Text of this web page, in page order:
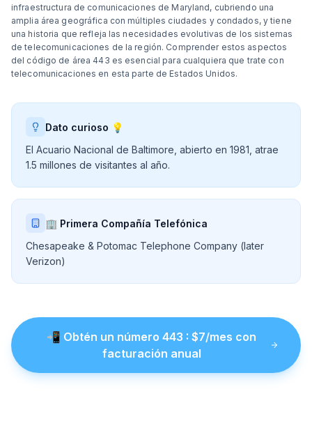
infraestructura de comunicaciones de Maryland, cubriendo una
amplia área geográfica con múltiples ciudades y condados, y tiene
una historia que refleja las necesidades evolutivas de los sistemas
de telecomunicaciones de la región. Comprender estos aspectos
del código de área 443 es esencial para cualquiera que trate con
telecomunicaciones en esta parte de Estados Unidos.
Dato curioso 💡
El Acuario Nacional de Baltimore, abierto en 1981, atrae
1.5 millones de visitantes al año.
🏢 Primera Compañía Telefónica
Chesapeake & Potomac Telephone Company (later
Verizon)
📲 Obtén un número 443 : $7/mes con
facturación anual